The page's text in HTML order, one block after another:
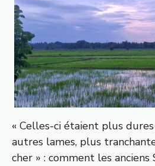
« Celles-ci étaient plus
autres lames, plus
cher » : comment les anciens